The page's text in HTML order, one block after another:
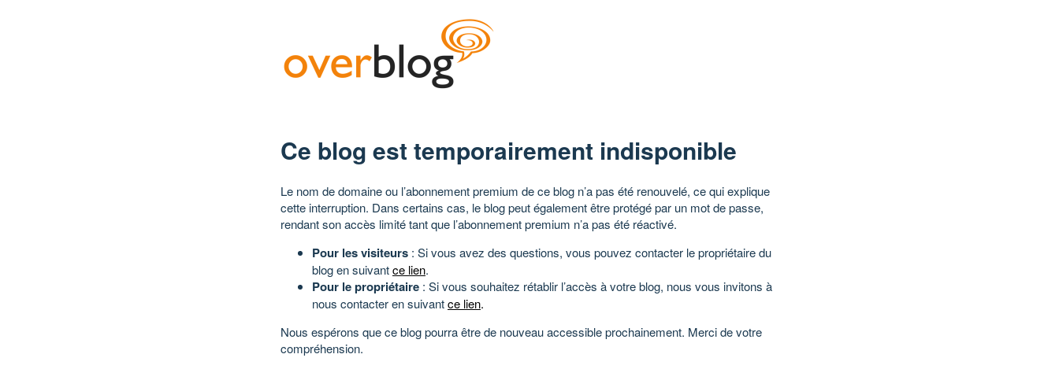
Ce blog est temporairement indisponible
Le nom de domaine ou l’abonnement premium de ce blog n’a pas été renouvelé, ce qui explique
cette interruption. Dans certains cas, le blog peut également être protégé par un mot de passe,
rendant son accès limité tant que l’abonnement premium n’a pas été réactivé.
Pour les visiteurs : Si vous avez des questions, vous pouvez contacter le propriétaire du
blog en suivantce lien.
Pour le propriétaire : Si vous souhaitez rétablir l’accès à votre blog, nous vous invitons à
nous contacter en suivantce lien.
Nous espérons que ce blog pourra être de nouveau accessible prochainement. Merci de votre
compréhension.